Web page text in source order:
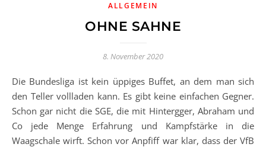
ALLGEMEIN
OHNE SAHNE
8. November 2020
Die Bundesliga ist kein üppiges Buffet, an dem man sich
den Teller vollladen kann. Es gibt keine einfachen Gegner.
Schon gar nicht die SGE, die mit Hintergger, Abraham und
Co jede Menge Erfahrung und Kampfstärke in die
Waagschale wirft. Schon vor Anpfiff war klar, dass der VfB